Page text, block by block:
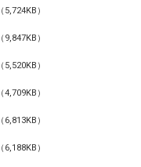
（5,724KB）
（9,847KB）
（5,520KB）
（4,709KB）
（6,813KB）
（6,188KB）